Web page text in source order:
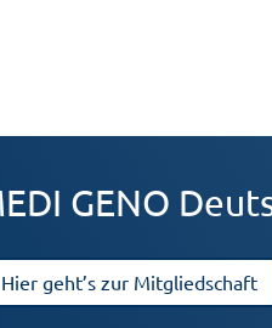
GENO
Hier geht’s zur Mitgliedschaft